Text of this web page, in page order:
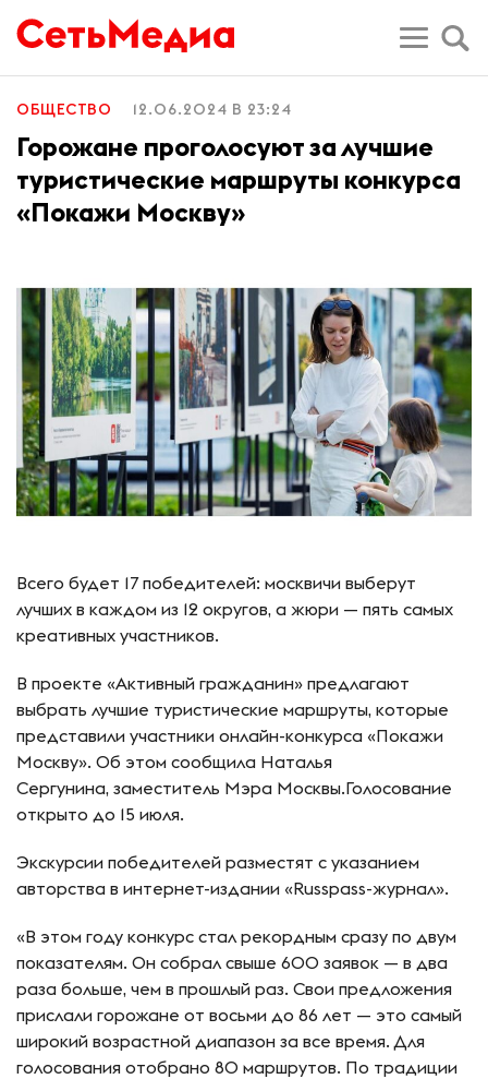
ОБЩЕСТВО 12.06.2024 В 23:24
Горожане проголосуют за лучшие
туристические маршруты конкурса
«Покажи Москву»
Всего будет 17 победителей: москвичи выберут
лучших в каждом из 12 округов, а жюри — пять самых
креативных участников.
В проекте «Активный гражданин» предлагают
выбрать лучшие туристические маршруты, которые
представили участники онлайн-конкурса «Покажи
Москву». Об этом сообщила Наталья
Сергунина, заместитель Мэра Москвы.Голосование
открыто до 15 июля.
Экскурсии победителей разместят с указанием
авторства в интернет-издании «Russpass-журнал».
«В этом году конкурс стал рекордным сразу по двум
показателям. Он собрал свыше 600 заявок — в два
раза больше, чем в прошлый раз. Свои предложения
прислали горожане от восьми до 86 лет — это самый
широкий возрастной диапазон за все время. Для
голосования отобрано 80 маршрутов. По традиции